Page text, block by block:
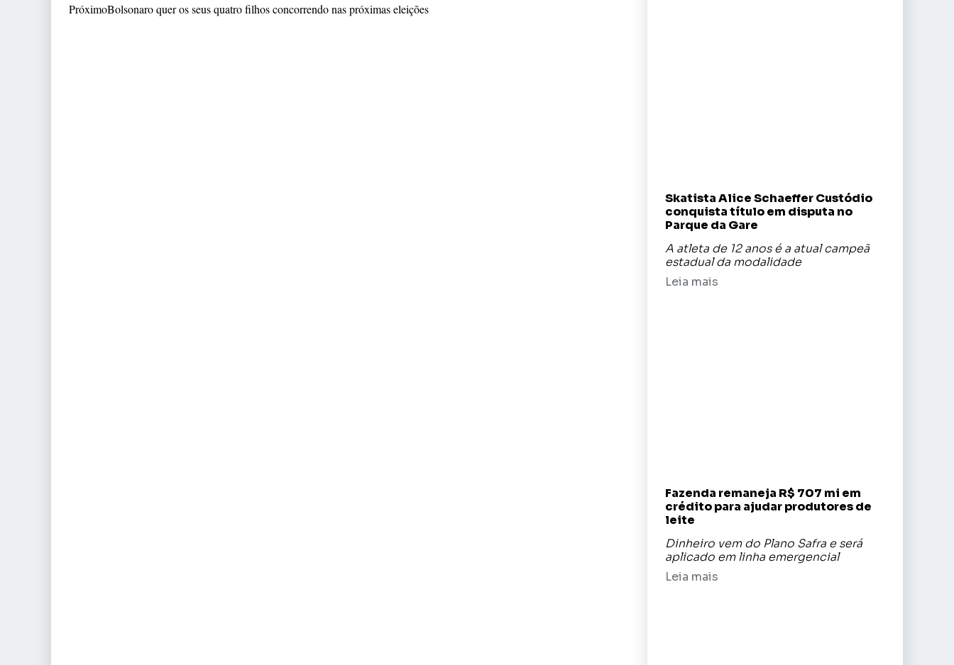
PróximoBolsonaro quer os seus quatro filhos concorrendo nas próximas eleições
Skatista Alice Schaeffer Custódio
conquista título em disputa no
Parque da Gare
A atleta de 12 anos é a atual campeã
estadual da modalidade
Leia mais
Fazenda remaneja R$ 707 mi em
crédito para ajudar produtores de
leite
Dinheiro vem do Plano Safra e será
aplicado em linha emergencial
Leia mais